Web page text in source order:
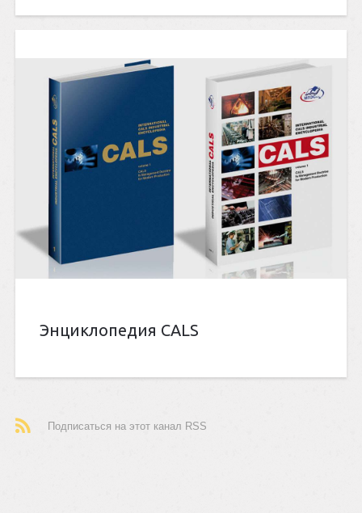
Энциклопедия CALS
Подписаться на этот канал RSS